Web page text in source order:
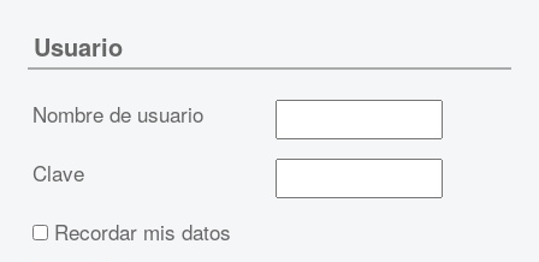
Usuario
Nombre de usuario
Clave
Recordar mis datos